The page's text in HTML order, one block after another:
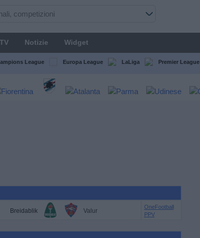
Notizie Widget
League Europa League LaLiga Premier League
Breidablik Valur
OneFootball
PPV